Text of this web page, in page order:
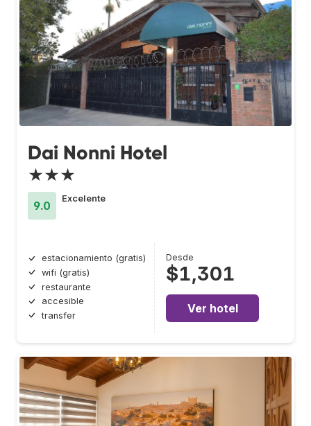
Dai Nonni Hotel
★★★
9.0
Excelente
estacionamiento (gratis)
wifi (gratis)
restaurante
accesible
transfer
Desde
$1,301
Ver hotel